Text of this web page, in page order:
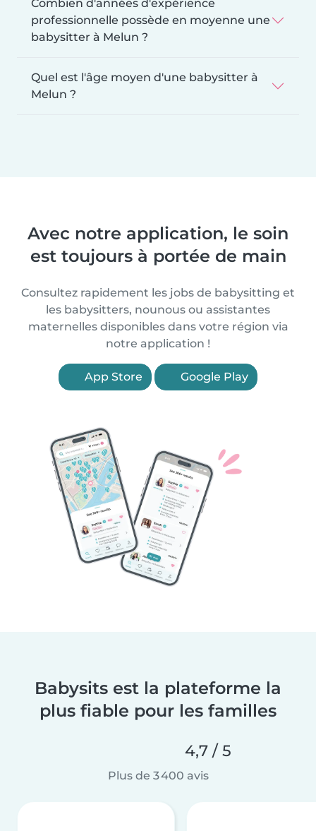
Combien d'années d'expérience
professionnelle possède en moyenne une
babysitter à Melun ?
Quel est l'âge moyen d'une babysitter à
Melun ?
Avec notre application, le soin
est toujours à portée de main
Consultez rapidement les jobs de babysitting et
les babysitters, nounous ou assistantes
maternelles disponibles dans votre région via
notre application !
App Store Google Play
Babysits est la plateforme la
plus fiable pour les familles
4,7 / 5
Plus de 3 400 avis